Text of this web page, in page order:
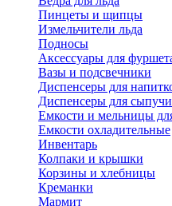
Пинцеты и щипцы
Измельчители льда
Подносы
Аксессуары для
Вазы и подсвечники
Диспенсеры для
Диспенсеры для
Емкости и мельницы
Емкости охладительные
Инвентарь
Колпаки и крышки
Корзины и хлебницы
Креманки
Мармит